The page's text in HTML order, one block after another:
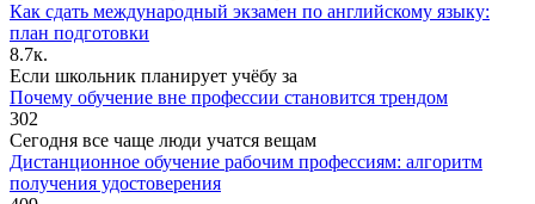
Как сдать международный экзамен по английскому языку:
план подготовки
8.7к.
Если школьник планирует учёбу за
Почему обучение вне профессии становится трендом
302
Сегодня все чаще люди учатся вещам
Дистанционное обучение рабочим профессиям: алгоритм
получения удостоверения